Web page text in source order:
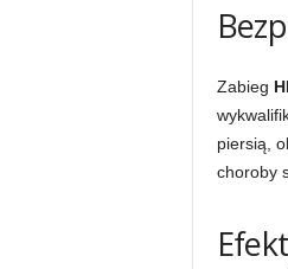
Zabieg
piersią,
choroby